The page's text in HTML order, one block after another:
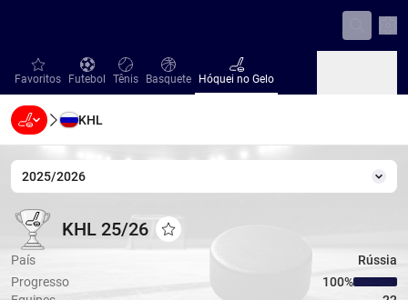
favorites
Favoritos Futebol
Futebol Tênis
Tênis Basquete
Basquete Hóquei no Gelo
Hóquei no Gelo
Beisebol
Beisebol
KHL
2025/2026
KHL 25/26
KHL 25/26KHL 25/26
Adicionar aos favoritos
País
Rússia
Progresso
100‏%